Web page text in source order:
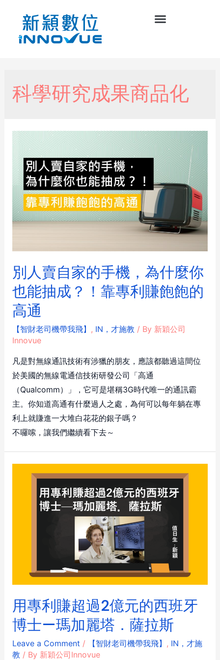
科學研究成果商品化
別人賣自家的手機，為什麼你
也能抽成？！靠專利賺飽飽的
高通
【智財老司機帶我飛】 , IN，才施教 / By 新穎公司
Innovue
凡是對無線通訊技術有涉獵的朋友，應該都聽過這間位
於美國的無線電通信技術研發公司「高通
（Qualcomm）」，它可是堪稱3G時代唯一的通訊霸
主。你知道高通有什麼過人之處，為何可以每年躺在專
利上就賺進一大堆白花花的銀子嗎？
不囉嗦，讓我們繼續看下去～
用專利賺超過2億元的西班牙
博士—瑪加麗塔．薩拉斯
Leave a Comment / 【智財老司機帶我飛】 , IN，才施
教 / By 新穎公司Innovue